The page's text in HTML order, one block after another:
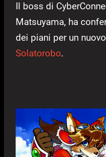
Il boss di
Matsuyama, ha
dei piani per un
Solatorobo.